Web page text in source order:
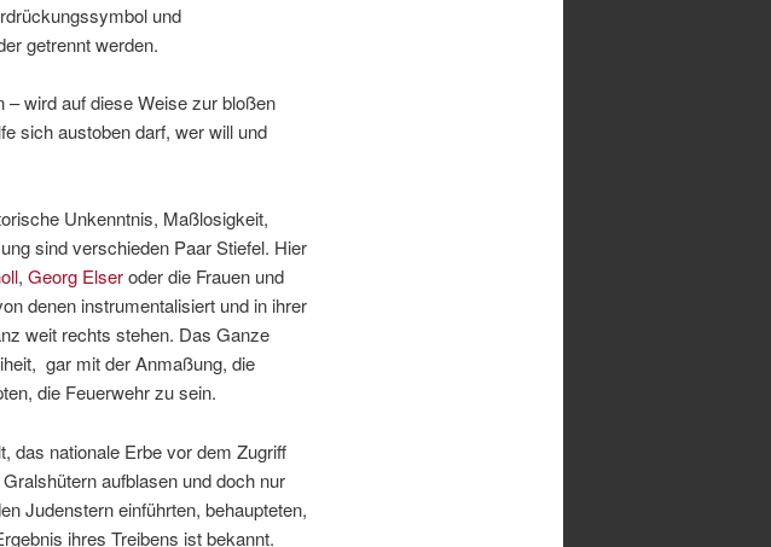
und
getrennt werden.
wird auf diese Weise zur bloßen
sich austoben darf, wer will und
Unkenntnis, Maßlosigkeit,
sind verschieden Paar Stiefel. Hier
, Georg Elseroder die Frauen und
denen instrumentalisiert und in ihrer
weit rechts stehen. Das Ganze
gar mit der Anmaßung, die
die Feuerwehr zu sein.
das nationale Erbe vor dem Zugriff
aufblasen und doch nur
Judenstern einführten, behaupteten,
ihres Treibens ist bekannt.